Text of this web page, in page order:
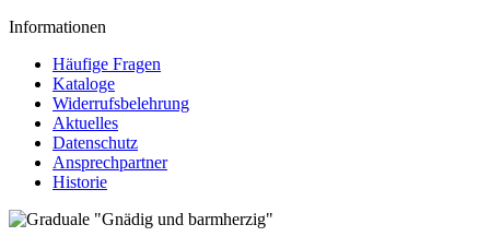
Informationen
Häufige Fragen
Kataloge
Widerrufsbelehrung
Aktuelles
Datenschutz
Ansprechpartner
Historie